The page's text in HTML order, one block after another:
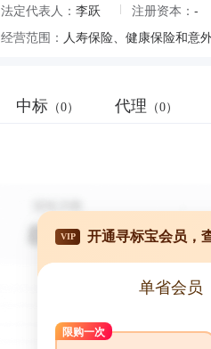
法定代表人： 李跃 注册资本： -
经营范围：
中标 （0） 代理 （0）
VIP 开通寻标宝会员，
单省会员
限购一次